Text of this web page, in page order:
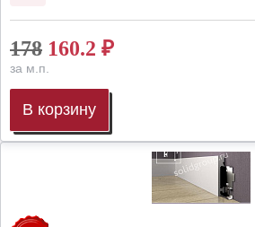
178 160.2 ₽
за м.п.
В корзину